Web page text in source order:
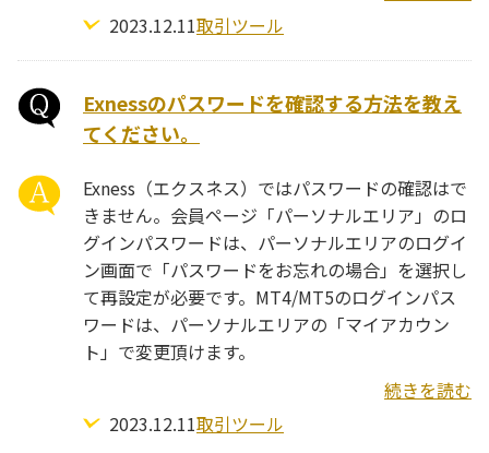
2023.12.11取引ツール
Exnessのパスワードを確認する方法を教え
てください。
Exness（エクスネス）ではパスワードの確認はで
きません。会員ページ「パーソナルエリア」のロ
グインパスワードは、パーソナルエリアのログイ
ン画面で「パスワードをお忘れの場合」を選択し
て再設定が必要です。MT4/MT5のログインパス
ワードは、パーソナルエリアの「マイアカウン
ト」で変更頂けます。
続きを読む
2023.12.11取引ツール